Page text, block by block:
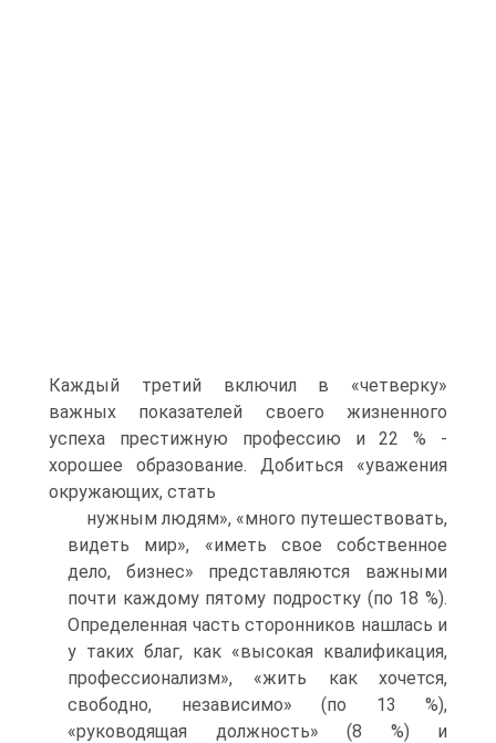
Каждый третий включил в «четверку»
важных показателей своего жизненного
успеха престижную профессию и 22 % -
хорошее образование. Добиться «уважения
окружающих, стать
нужным людям», «много путешествовать,
видеть мир», «иметь свое собственное
дело, бизнес» представляются важными
почти каждому пятому подростку (по 18 %).
Определенная часть сторонников нашлась и
у таких благ, как «высокая квалификация,
профессионализм», «жить как хочется,
свободно, независимо» (по 13 %),
«руководящая должность» (8 %) и